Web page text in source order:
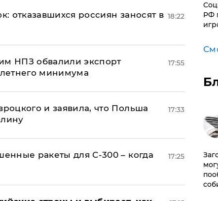
отказавшихся россиян заносят в 18:22
НПЗ обвалили экспорт
минимума
17:55
и заявила, что Польша
17:33
ракеты для С-300 – когда
17:25
РФ